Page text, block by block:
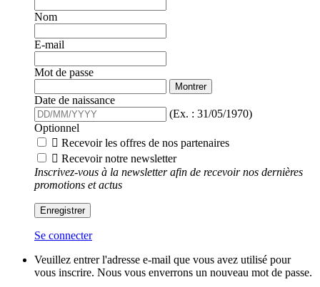
Nom
E-mail
Mot de passe
Montrer
Date de naissance
(Ex. : 31/05/1970)
Optionnel
 Recevoir les offres de nos partenaires
 Recevoir notre newsletter
Inscrivez-vous à la newsletter afin de recevoir nos dernières
promotions et actus
Enregistrer
Se connecter
Veuillez entrer l'adresse e-mail que vous avez utilisé pour
vous inscrire. Nous vous enverrons un nouveau mot de passe.